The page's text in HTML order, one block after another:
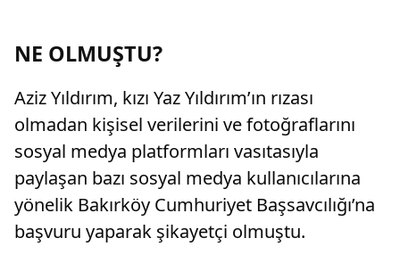
NE OLMUŞTU?
Aziz Yıldırım, kızı Yaz Yıldırım’ın rızası
olmadan kişisel verilerini ve fotoğraflarını
sosyal medya platformları vasıtasıyla
paylaşan bazı sosyal medya kullanıcılarına
yönelik Bakırköy Cumhuriyet Başsavcılığı’na
başvuru yaparak şikayetçi olmuştu.